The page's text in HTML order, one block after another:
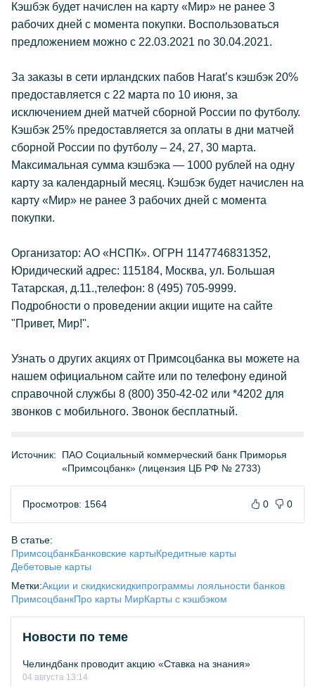
Кэшбэк будет начислен на карту «Мир» не ранее 3
рабочих дней с момента покупки. Воспользоваться
предложением можно с 22.03.2021 по 30.04.2021.
За заказы в сети ирландских пабов Harat’s кэшбэк 20%
предоставляется с 22 марта по 10 июня, за
исключением дней матчей сборной России по футболу.
Кэшбэк 25% предоставляется за оплаты в дни матчей
сборной России по футболу – 24, 27, 30 марта.
Максимальная сумма кэшбэка — 1000 рублей на одну
карту за календарный месяц. Кэшбэк будет начислен на
карту «Мир» не ранее 3 рабочих дней с момента
покупки.
Организатор: АО «НСПК». ОГРН 1147746831352,
Юридический адрес: 115184, Москва, ул. Большая
Татарская, д.11.,телефон: 8 (495) 705-9999.
Подробности о проведении акции ищите на сайте
"Привет, Мир!".
Узнать о других акциях от Примсоцбанка вы можете на
нашем официальном сайте или по телефону единой
справочной службы 8 (800) 350-42-02 или *4202 для
звонков с мобильного. Звонок бесплатный.
Источник:
ПАО Социальный коммерческий банк Приморья
«Примсоцбанк» (лицензия ЦБ РФ № 2733)
Просмотров: 1564 0 0
В статье:
ПримсоцбанкБанковские картыКредитные карты
Дебетовые карты
Метки:Акции и скидкискидкипрограммы лояльности банков
ПримсоцбанкПро карты МирКарты с кэшбэком
Новости по теме
Челиндбанк проводит акцию «Ставка на знания»
04 августа 13:14